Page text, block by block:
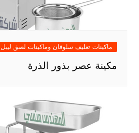
ماكينات تغليف سلوفان وماكينات لصق ليبل
مكينة عصر بذور الذرة